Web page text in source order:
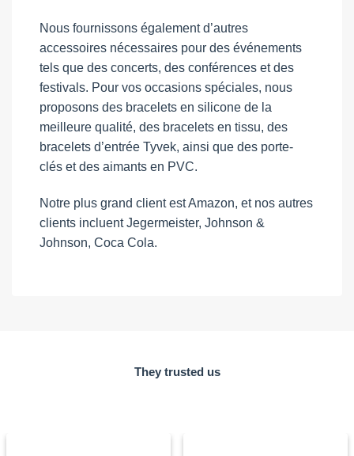
Nous fournissons également d’autres
accessoires nécessaires pour des événements
tels que des concerts, des conférences et des
festivals. Pour vos occasions spéciales, nous
proposons des bracelets en silicone de la
meilleure qualité, des bracelets en tissu, des
bracelets d’entrée Tyvek, ainsi que des porte-
clés et des aimants en PVC.
Notre plus grand client est Amazon, et nos autres
clients incluent Jegermeister, Johnson &
Johnson, Coca Cola.
They trusted us